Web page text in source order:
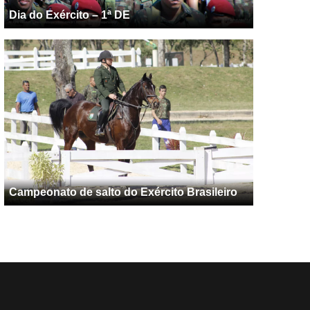
Dia do Exército – 1ª DE
Campeonato de salto do Exército Brasileiro